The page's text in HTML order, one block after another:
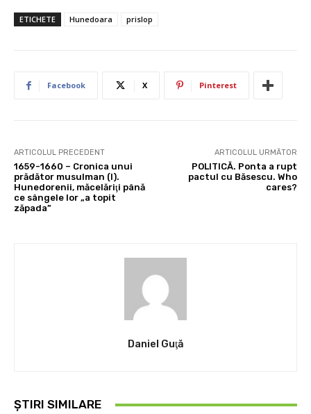
ETICHETE Hunedoara prislop
Facebook X Pinterest
ARTICOLUL PRECEDENT
1659-1660 – Cronica unui
prădător musulman (I).
Hunedorenii, măcelăriţi până
ce sângele lor „a topit
zăpada”
ARTICOLUL URMĂTOR
POLITICĂ. Ponta a rupt
pactul cu Băsescu. Who
cares?
Daniel Guţă
ȘTIRI SIMILARE